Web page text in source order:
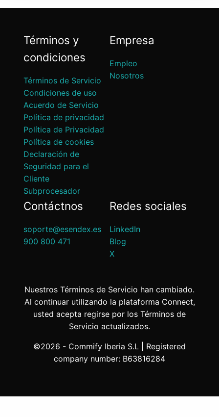
Términos y
condiciones
Términos de Servicio
Condiciones de uso
Acuerdo de Servicio
Política de privacidad
Política de Privacidad
Política de cookies
Declaración de
Seguridad para el
Cliente
Subprocesador
Empresa
Empleo
Nosotros
Contáctnos
soporte@esendex.es
900 800 471
Redes sociales
LinkedIn
Blog
X
Nuestros Términos de Servicio han cambiado.
Al continuar utilizando la plataforma Connect,
usted acepta regirse por los Términos de
Servicio actualizados.
©2026 - Commify Iberia S.L | Registered
company number: B63816284